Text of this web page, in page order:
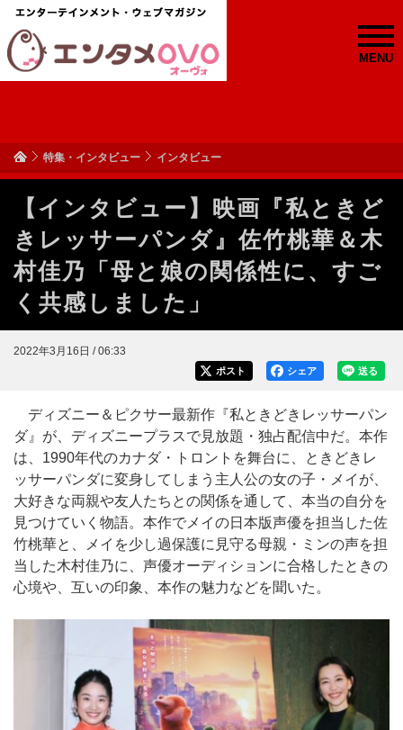
MENU
特集・インタビュー インタビュー
【インタビュー】映画『私ときど
きレッサーパンダ』佐竹桃華＆木
村佳乃「母と娘の関係性に、すご
く共感しました」
2022年3月16日 / 06:33
送る
シェア
ポスト
ディズニー＆ピクサー最新作『私ときどきレッサーパン
ダ』が、ディズニープラスで見放題・独占配信中だ。本作
は、1990年代のカナダ・トロントを舞台に、ときどきレ
ッサーパンダに変身してしまう主人公の女の子・メイが、
大好きな両親や友人たちとの関係を通して、本当の自分を
見つけていく物語。本作でメイの日本版声優を担当した佐
竹桃華と、メイを少し過保護に見守る母親・ミンの声を担
当した木村佳乃に、声優オーディションに合格したときの
心境や、互いの印象、本作の魅力などを聞いた。